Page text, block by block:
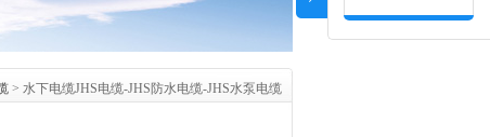
> 水下电缆JHS电缆-JHS防水电缆-JHS水泵电缆